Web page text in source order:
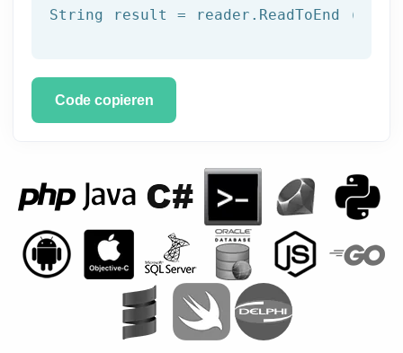
String result = reader.ReadToEnd ();
Code copieren